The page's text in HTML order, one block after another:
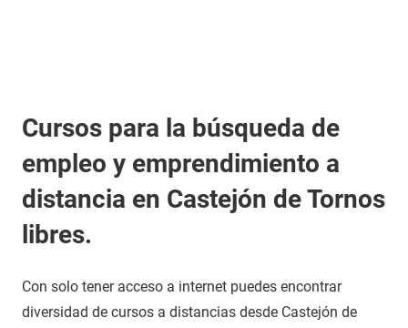
Cursos para la búsqueda de
empleo y emprendimiento a
distancia en Castejón de Tornos
libres.
Con solo tener acceso a internet puedes encontrar
diversidad de cursos a distancias desde Castejón de